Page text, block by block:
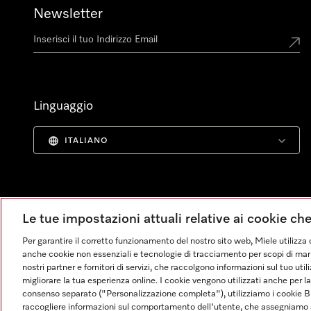
Newsletter
Linguaggio
ITALIANO
Le tue impostazioni attuali relative ai cookie
Per garantire il corretto funzionamento del nostro sito web, Miele
anche cookie non essenziali e tecnologie di tracciamento per scopi di
nostri partner e fornitori di servizi, che raccolgono informazioni sul tuo
migliorare la tua esperienza online. I cookie vengono utilizzati anche per
consenso separato ("Personalizzazione completa"), utilizziamo i cookie
raccogliere informazioni sul comportamento dell'utente, che